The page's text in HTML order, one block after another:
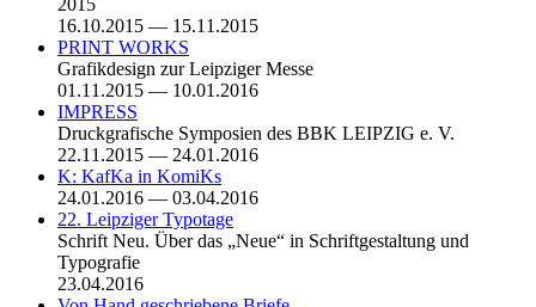
2015
16.10.2015 — 15.11.2015
PRINT WORKS
Grafikdesign zur Leipziger Messe
01.11.2015 — 10.01.2016
IMPRESS
Druckgrafische Symposien des BBK LEIPZIG e. V.
22.11.2015 — 24.01.2016
K: KafKa in KomiKs
24.01.2016 — 03.04.2016
22. Leipziger Typotage
Schrift Neu. Über das „Neue“ in Schriftgestaltung und
Typografie
23.04.2016